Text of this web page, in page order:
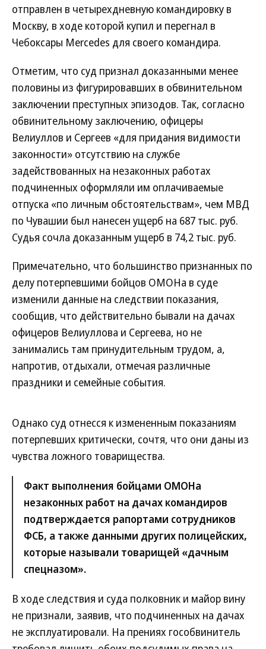
отправлен в четырехдневную командировку в
Москву, в ходе которой купил и перегнал в
Чебоксары Mercedes для своего командира.
Отметим, что суд признал доказанными менее
половины из фигурировавших в обвинительном
заключении преступных эпизодов. Так, согласно
обвинительному заключению, офицеры
Велиуллов и Сергеев «для придания видимости
законности» отсутствию на службе
задействованных на незаконных работах
подчиненных оформляли им оплачиваемые
отпуска «по личным обстоятельствам», чем МВД
по Чувашии был нанесен ущерб на 687 тыс. руб.
Судья сочла доказанным ущерб в 74,2 тыс. руб.
Примечательно, что большинство признанных по
делу потерпевшими бойцов ОМОНа в суде
изменили данные на следствии показания,
сообщив, что действительно бывали на дачах
офицеров Велиуллова и Сергеева, но не
занимались там принудительным трудом, а,
напротив, отдыхали, отмечая различные
праздники и семейные события.
Однако суд отнесся к измененным показаниям
потерпевших критически, сочтя, что они даны из
чувства ложного товарищества.
Факт выполнения бойцами ОМОНа
незаконных работ на дачах командиров
подтверждается рапортами сотрудников
ФСБ, а также данными других полицейских,
которые называли товарищей «дачным
спецназом».
В ходе следствия и суда полковник и майор вину
не признали, заявив, что подчиненных на дачах
не эксплуатировали. На прениях гособвинитель